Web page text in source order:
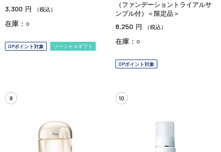
3,300 円 （税込）
在庫：○
OPポイント対象 ソーシャルギフト
（ファンデーショントライアルサ
ンプル付）＜限定品＞
8,250 円 （税込）
在庫：○
OPポイント対象
9 10